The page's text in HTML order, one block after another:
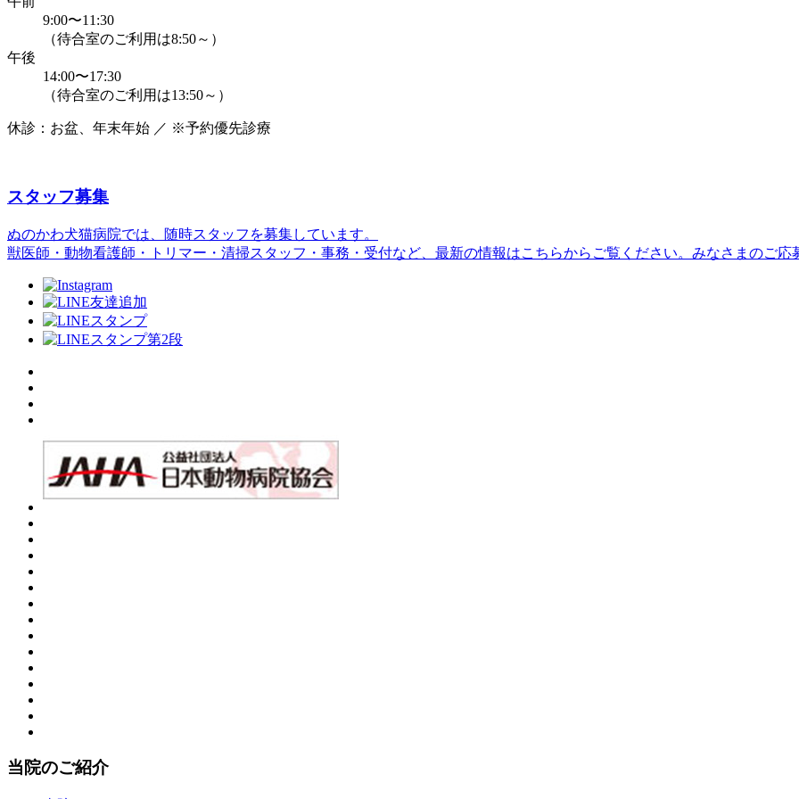
9:00〜11:30
（待合室のご利用は8:50～）
午後
14:00〜17:30
（待合室のご利用は13:50～）
休診：お盆、年末年始 ／ ※予約優先診療
スタッフ募集
ぬのかわ犬猫病院では、随時スタッフを募集しています。
獣医師・動物看護師・トリマー・清掃スタッフ・事務・受付など、最新の情報はこちらからご覧ください。みなさまのご応
当院のご紹介